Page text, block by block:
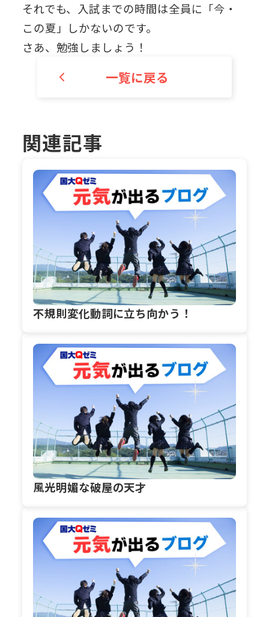
それでも、入試までの時間は全員に「今・
この夏」しかないのです。
さあ、勉強しましょう！
一覧に戻る
関連記事
不規則変化動詞に立ち向かう！
風光明媚な破屋の天才